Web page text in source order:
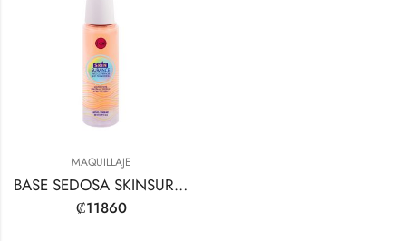
MAQUILLAJE
BASE SEDOSA SKINSURANCE MAX COVERAGE
₡11860